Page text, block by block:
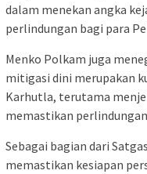
dalam menekan angka
perlindungan bagi para
Menko Polkam juga
mitigasi dini merupakan
Karhutla, terutama
memastikan
Sebagai bagian dari
memastikan kesiapan